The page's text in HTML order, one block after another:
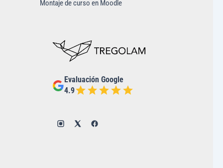
Montaje de curso en Moodle
Evaluación Google
4.9